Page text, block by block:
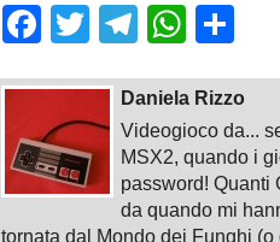
Facebook
TwitterTelegram
Daniela Rizzo
Videogioco da...
MSX2, quando i
password! Quanti
da quando mi
tornata dal Mondo dei Funghi